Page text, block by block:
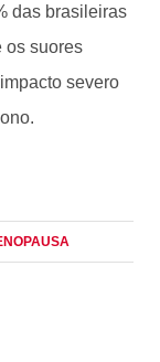
das brasileiras
os suores
severo